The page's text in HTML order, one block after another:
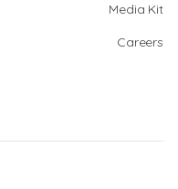
Media Kit
Careers